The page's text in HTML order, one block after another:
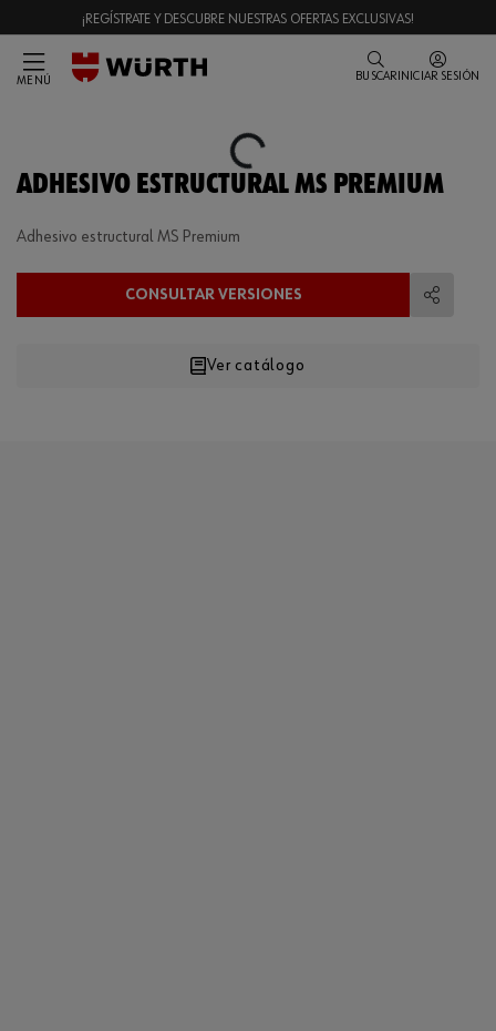
¡REGÍSTRATE Y DESCUBRE NUESTRAS OFERTAS EXCLUSIVAS!
MENÚ BUSCAR INICIAR SESIÓN
Loading...
ADHESIVO ESTRUCTURAL MS PREMIUM
Adhesivo estructural MS Premium
CONSULTAR VERSIONES
Ver catálogo